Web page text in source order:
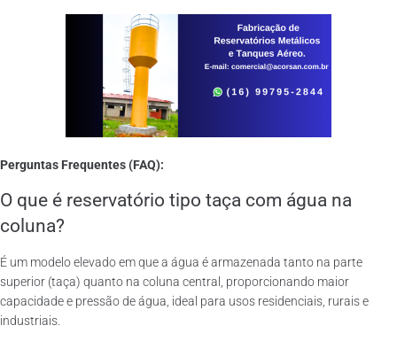
Perguntas Frequentes (FAQ):
O que é reservatório tipo taça com água na
coluna?
É um modelo elevado em que a água é armazenada tanto na parte
superior (taça) quanto na coluna central, proporcionando maior
capacidade e pressão de água, ideal para usos residenciais, rurais e
industriais.